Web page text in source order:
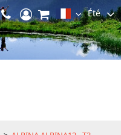
Été